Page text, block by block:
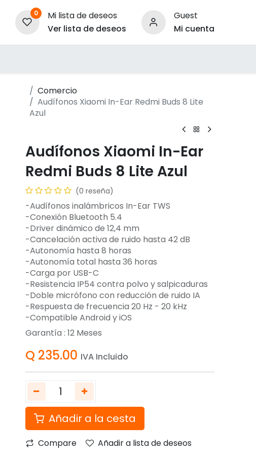
0
Mi lista de deseos
Ver lista de deseos
Guest
Mi cuenta
Comercio
Audífonos Xiaomi In-Ear Redmi Buds 8 Lite
Azul
Audífonos Xiaomi In-Ear
Redmi Buds 8 Lite Azul
(0 reseña)
-Audífonos inalámbricos In-Ear TWS
-Conexión Bluetooth 5.4
-Driver dinámico de 12,4 mm
-Cancelación activa de ruido hasta 42 dB
-Autonomía hasta 8 horas
-Autonomía total hasta 36 horas
-Carga por USB-C
-Resistencia IP54 contra polvo y salpicaduras
-Doble micrófono con reducción de ruido IA
-Respuesta de frecuencia 20 Hz - 20 kHz
-Compatible Android y iOS
Garantía : 12Meses
Q 235.00 IVA Incluido
Añadir a la cesta
Compare Añadir a lista de deseos